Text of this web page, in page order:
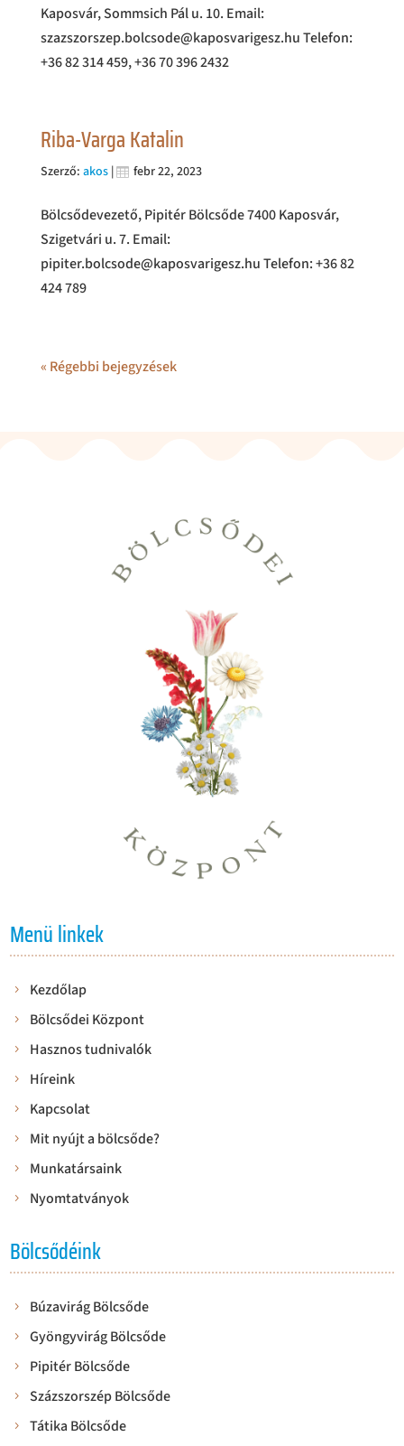
Kaposvár, Sommsich Pál u. 10. Email:
szazszorszep.bolcsode@kaposvarigesz.hu Telefon:
+36 82 314 459, +36 70 396 2432
Riba-Varga Katalin
Szerző: akos| febr 22, 2023
Bölcsődevezető, Pipitér Bölcsőde 7400 Kaposvár,
Szigetvári u. 7. Email:
pipiter.bolcsode@kaposvarigesz.hu​ Telefon: +36 82
424 789
« Régebbi bejegyzések
Menü linkek
Kezdőlap
Bölcsődei Központ
Hasznos tudnivalók
Híreink
Kapcsolat
Mit nyújt a bölcsőde?
Munkatársaink
Nyomtatványok
Bölcsődéink
Búzavirág Bölcsőde
Gyöngyvirág Bölcsőde
Pipitér Bölcsőde
Százszorszép Bölcsőde
Tátika Bölcsőde